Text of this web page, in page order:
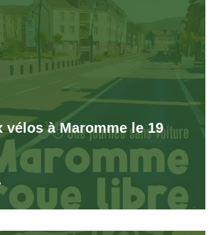
vélos à Maromme le 19